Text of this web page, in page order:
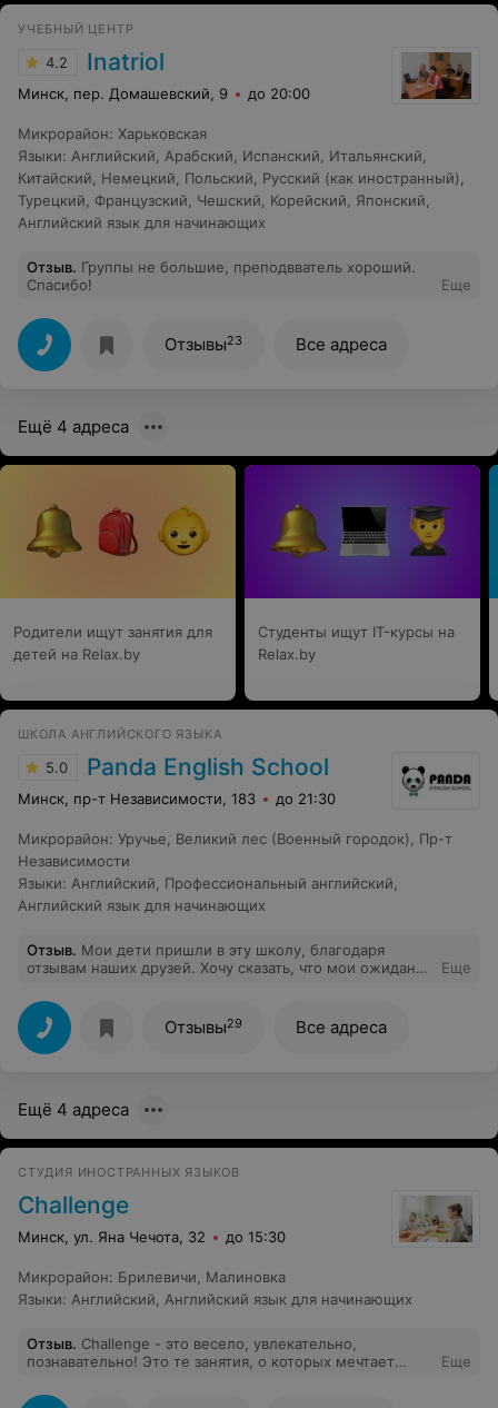
изучению языка с рускоязычным преподавателем,
существенно расширите свои знания и закрепите их на
УЧЕБНЫЙ ЦЕНТР
4.2 Inatriol
Минск, пер. Домашевский, 9 до 20:00
Микрорайон: Харьковская
Языки: Английский, Арабский, Испанский, Итальянский,
Китайский, Немецкий, Польский, Русский (как иностранный),
Турецкий, Французский, Чешский, Корейский, Японский,
Английский язык для начинающих
Отзыв. Группы не большие, преподвватель хороший.
Спасибо!
Еще
Отзывы23 Все адреса
Ещё 4 адреса
Родители ищут занятия для
детей на Relax.by
Студенты ищут IT-курсы на
Relax.by
ШКОЛА АНГЛИЙСКОГО ЯЗЫКА
5.0 Panda English School
Минск, пр-т Независимости, 183 до 21:30
Микрорайон: Уручье, Великий лес (Военный городок), Пр-т
Независимости
Языки: Английский, Профессиональный английский,
Английский язык для начинающих
Отзыв. Мои дети пришли в эту школу, благодаря
отзывам наших друзей. Хочу сказать, что мои ожидания
преподавателя, внимание к каждому, мотивация.
Очень хорошо налажена обратная связь. Ребенок идет
на занятия с удовольствием! Любит выполнять задания,
интересуется. Здорово придуманы тематические
внимательное отношение к каждому ребенку!
Еще
Отзывы29 Все адреса
Ещё 4 адреса
СТУДИЯ ИНОСТРАННЫХ ЯЗЫКОВ
Challenge
Минск, ул. Яна Чечота, 32 до 15:30
Микрорайон: Брилевичи, Малиновка
Языки: Английский, Английский язык для начинающих
Отзыв. Challenge - это весело, увлекательно,
познавательно! Это те занятия, о которых мечтает
подается серьезный материал, грамматика. Большое
Еще